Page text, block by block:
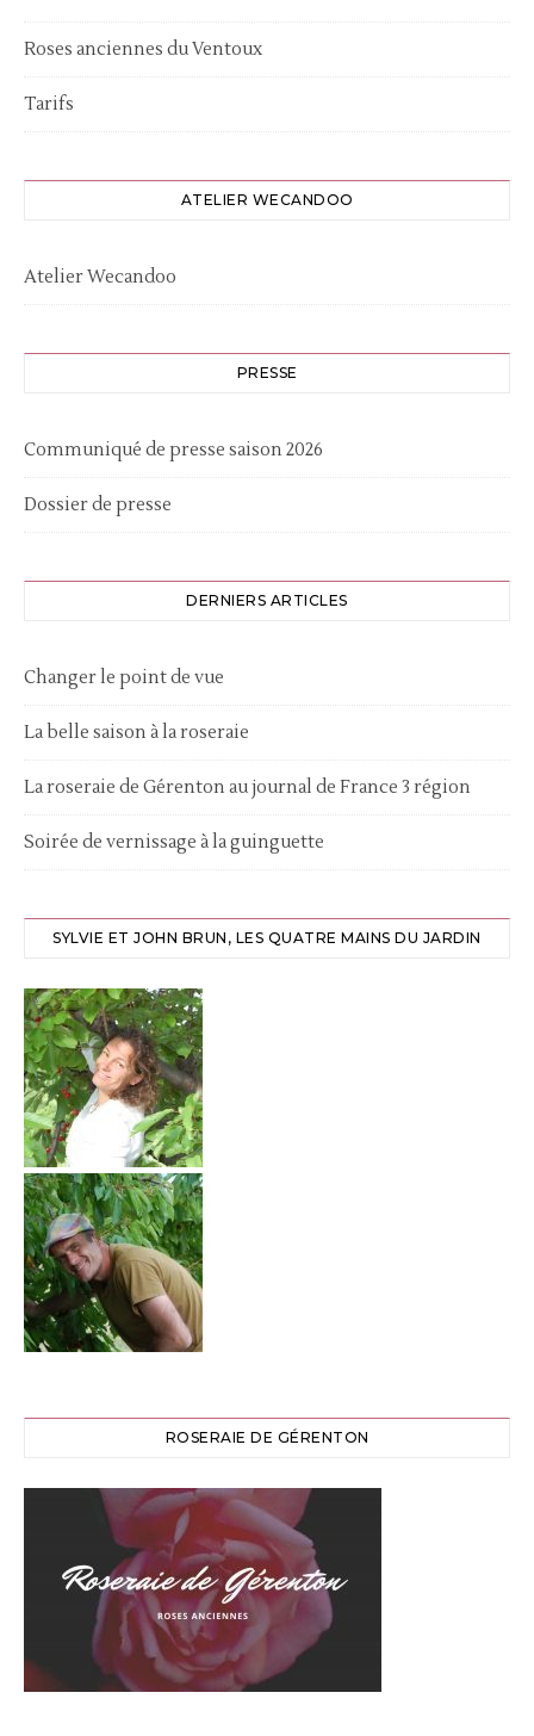
Roses anciennes du Ventoux
Tarifs
ATELIER WECANDOO
Atelier Wecandoo
PRESSE
Communiqué de presse saison 2026
Dossier de presse
DERNIERS ARTICLES
Changer le point de vue
La belle saison à la roseraie
La roseraie de Gérenton au journal de France 3 région
Soirée de vernissage à la guinguette
SYLVIE ET JOHN BRUN, LES QUATRE MAINS DU JARDIN
ROSERAIE DE GÉRENTON